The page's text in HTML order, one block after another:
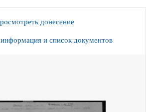
донесение
и список документов